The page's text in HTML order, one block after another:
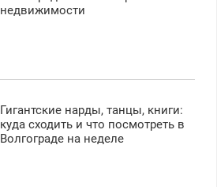
недвижимости
Гигантские нарды, танцы, книги:
куда сходить и что посмотреть в
Волгограде на неделе